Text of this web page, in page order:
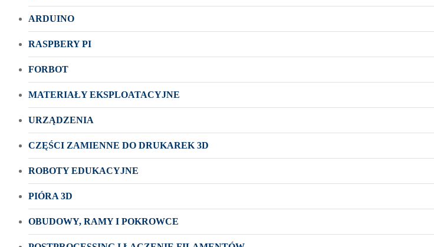
ARDUINO
RASPBERY PI
FORBOT
MATERIAŁY EKSPLOATACYJNE
URZĄDZENIA
CZĘŚCI ZAMIENNE DO DRUKAREK 3D
ROBOTY EDUKACYJNE
PIÓRA 3D
OBUDOWY, RAMY I POKROWCE